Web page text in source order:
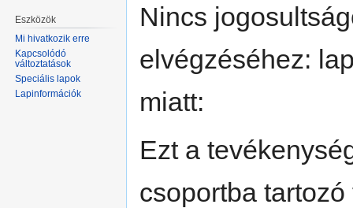
Nincs
elvégzéséhez:
miatt:
Ezt a
csoportba
Eszközök
Mi hivatkozik erre
Kapcsolódó
változtatások
Speciális lapok
Lapinformációk